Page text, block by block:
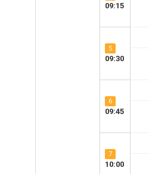
09:15
5
09:30
6
09:45
7
10:00